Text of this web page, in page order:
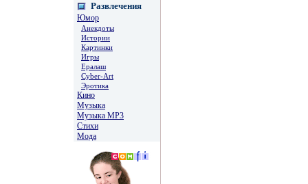
Развлечения
Юмор
Анекдоты
Истории
Картинки
Игры
Ералаш
Cyber-Art
Эротика
Кино
Музыка
Музыка MP3
Стихи
Мода